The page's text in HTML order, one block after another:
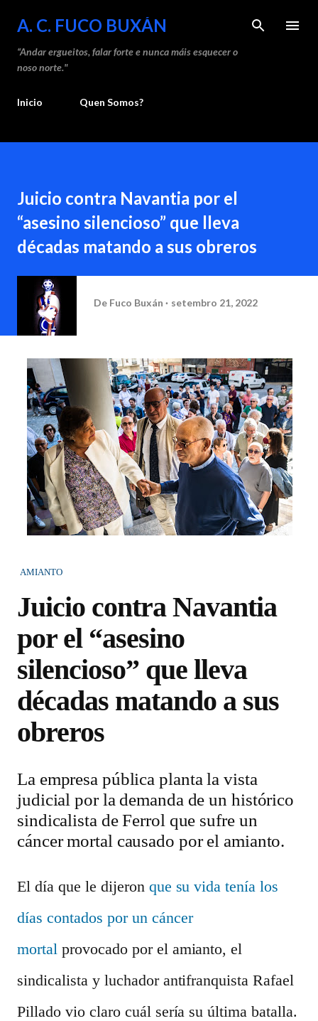
Saltar ao contido principal
A. C. FUCO BUXÁN
“Andar ergueitos, falar forte e nunca máis esquecer o
noso norte."
Inicio Quen Somos?
Juicio contra Navantia por el
“asesino silencioso” que lleva
décadas matando a sus obreros
De Fuco Buxán setembro 21, 2022
AMIANTO
Juicio contra Navantia
por el “asesino
silencioso” que lleva
décadas matando a sus
obreros
La empresa pública planta la vista
judicial por la demanda de un histórico
sindicalista de Ferrol que sufre un
cáncer mortal causado por el amianto.
El día que le dijeron que su vida tenía los
días contados por un cáncer
mortalprovocado por el amianto, el
sindicalista y luchador antifranquista Rafael
Pillado vio claro cuál sería su última batalla.